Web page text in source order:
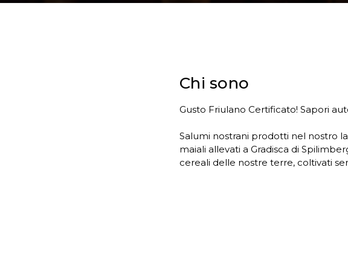
Chi sono
Gusto Friulano Certificato! Sapori
Salumi nostrani prodotti nel nostro
maiali allevati a Gradisca di
cereali delle nostre terre, coltivati